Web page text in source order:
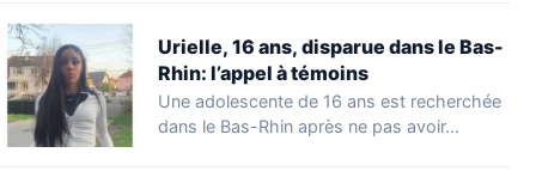
Urielle, 16 ans, disparue dans le Bas-
Rhin: l’appel à témoins
Une adolescente de 16 ans est recherchée
dans le Bas-Rhin après ne pas avoir…